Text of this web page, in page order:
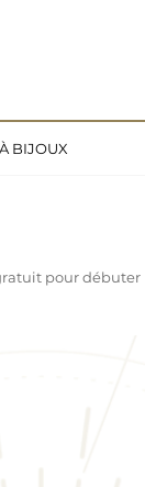
BIJOUX
pour débuter